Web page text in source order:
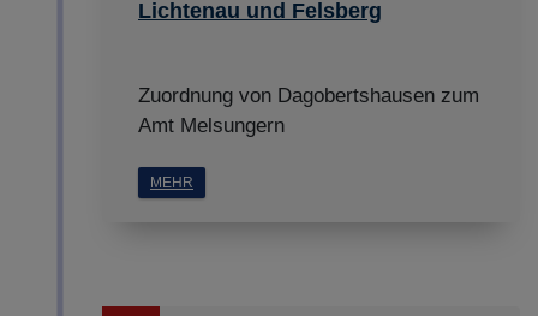
Lichtenau und Felsberg
Zuordnung von Dagobertshausen zum
Amt Melsungern
MEHR